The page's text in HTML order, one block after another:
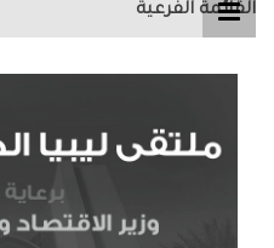
القائمة الفرعية